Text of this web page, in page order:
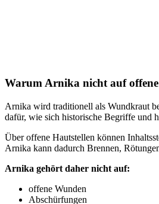
Warum Arnika nicht auf
Arnika wird traditionell als Wundkraut
dafür, wie sich historische Begriffe und
Über offene Hautstellen können
Arnika kann dadurch Brennen,
Arnika gehört daher nicht auf:
offene Wunden
Abschürfungen